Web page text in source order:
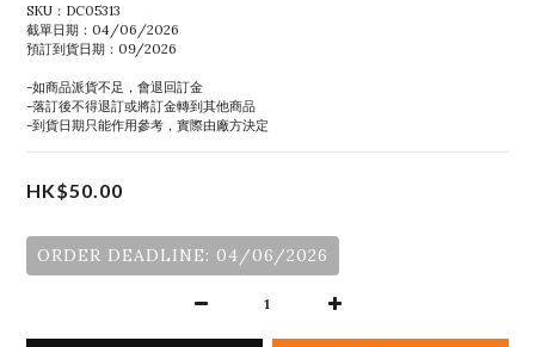
SKU：DC05313
截單日期：04/06/2026
預訂到貨日期：09/2026
-如商品派貨不足，會退回訂金
-落訂後不得退訂或將訂金轉到其他商品
-到貨日期只能作用參考，實際由廠方決定
HK$50.00
ORDER DEADLINE: 04/06/2026